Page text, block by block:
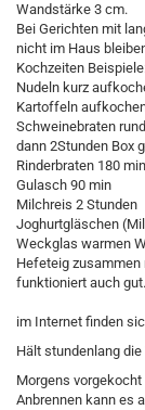
Wandstärke 3 cm.
Bei Gerichten mit
nicht im Haus
Kochzeiten
Nudeln kurz
Kartoffeln
Schweinebraten
dann 2Stunden Box
Rinderbraten 180
Gulasch 90 min
Milchreis 2 Stunden
Joghurtgläschen
Weckglas warmen
Hefeteig
funktioniert auch gut.
im Internet finden
Hält stundenlang
Morgens
Anbrennen kann es